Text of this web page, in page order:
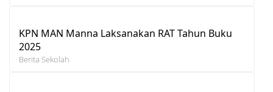
KPN MAN Manna Laksanakan RAT Tahun Buku
2025
Berita Sekolah